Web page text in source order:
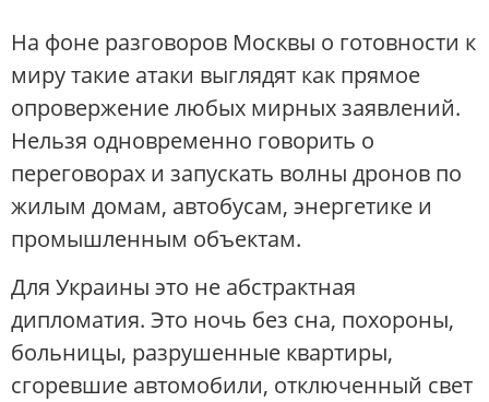
На фоне разговоров Москвы о готовности к
миру такие атаки выглядят как прямое
опровержение любых мирных заявлений.
Нельзя одновременно говорить о
переговорах и запускать волны дронов по
жилым домам, автобусам, энергетике и
промышленным объектам.
Для Украины это не абстрактная
дипломатия. Это ночь без сна, похороны,
больницы, разрушенные квартиры,
сгоревшие автомобили, отключенный свет